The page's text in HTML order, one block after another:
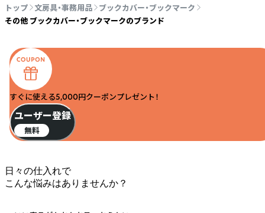
トップ 文房具・事務用品
ブックカバー・ブックマーク
その他 ブックカバー・ブックマークのブランド
すぐに使える5,000円クーポンプレゼント！
ユーザー登録
無料
日々の仕入れで
こんな悩みはありませんか？